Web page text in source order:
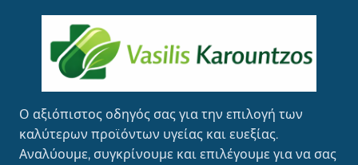
Ο αξιόπιστος οδηγός σας για την επιλογή των
καλύτερων προϊόντων υγείας και ευεξίας.
Αναλύουμε, συγκρίνουμε και επιλέγουμε για να σας